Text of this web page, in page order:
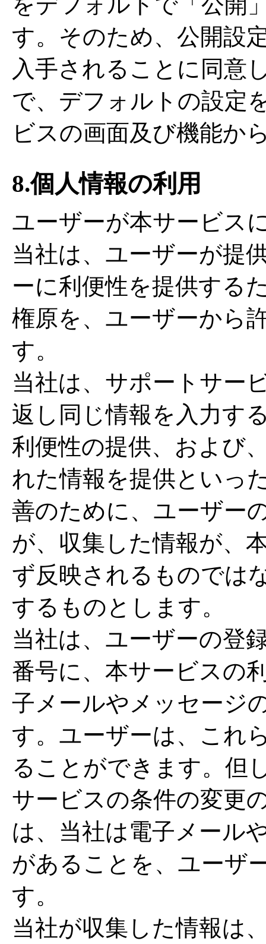
す。そのため、公開設
入手されることに同意
で、デフォルトの設定
ビスの画面及び機能か
8.個人情報の利用
ユーザーが本サービス
当社は、ユーザーが提
ーに利便性を提供する
権原を、ユーザーから
す。
当社は、サポートサー
返し同じ情報を入力す
利便性の提供、および
れた情報を提供といっ
善のために、ユーザー
が、収集した情報が、
ず反映されるものでは
するものとします。
当社は、ユーザーの登
番号に、本サービスの
子メールやメッセージ
す。ユーザーは、これ
ることができます。但
サービスの条件の変更
は、当社は電子メール
があることを、ユーザ
す。
当社が収集した情報は